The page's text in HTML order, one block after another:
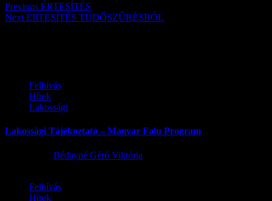
Previous ÉRTESÍTÉS
Next ÉRTESÍTÉS TÜDŐSZŰRÉSRŐL
Felhívás
Hírek
Lakossági
Lakossági Tájékoztató – Magyar Falu Program
Bédayné Géró Viktória
Felhívás
Hírek